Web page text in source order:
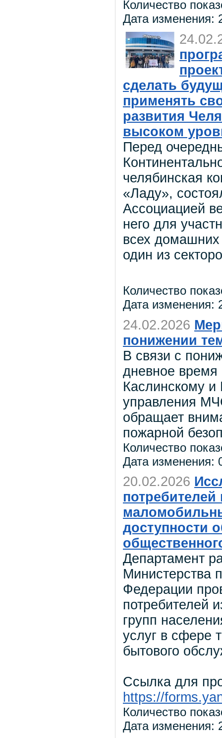
Количество
Дата изменения:
сделать
применять
развития
высоком
Перед
челябинская
«Ладу»,
Ассоциацией
него для
всех домашних
один из
Количество
Дата изменения:
24.02.2026
понижении
В связи с
дневное
Каслинскому и
управления
обращает
пожарной
Количество
Дата изменения:
20.02.2026
доступности
Департамент
Министерства
Федерации
потребителей
групп
услуг в сфере
бытового
Ссылка для
https://
Количество
Дата изменения: